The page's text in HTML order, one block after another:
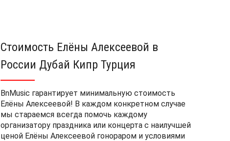
Стоимость Елёны Алексеевой в
России Дубай Кипр Турция
BnMusic гарантирует минимальную стоимость
Елёны Алексеевой! В каждом конкретном случае
мы стараемся всегда помочь каждому
организатору праздника или концерта с наилучшей
ценой Елёны Алексеевой гонораром и условиями